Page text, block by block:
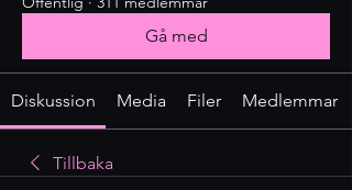
Gå med
Diskussion Media Filer Medlemmar
Tillbaka